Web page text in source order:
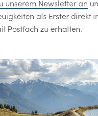
unserem Newsletter an
als Erster direkt
Postfach zu erhalten.